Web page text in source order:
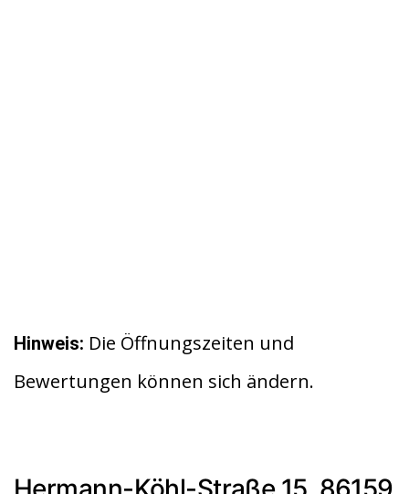
Hinweis: Die Öffnungszeiten und
Bewertungen können sich ändern.